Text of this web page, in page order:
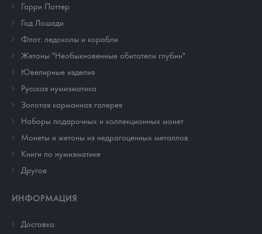
Гарри Поттер
Год Лошади
Флот: ледоколы и корабли
Жетоны "Необыкновенные обитатели глубин"
Ювелирные изделия
Русская нумизматика
Золотая карманная галерея
Наборы подарочных и коллекционных монет
Монеты и жетоны из недрагоценных металлов
Книги по нумизматике
Другое
ИНФОРМАЦИЯ
Доставка